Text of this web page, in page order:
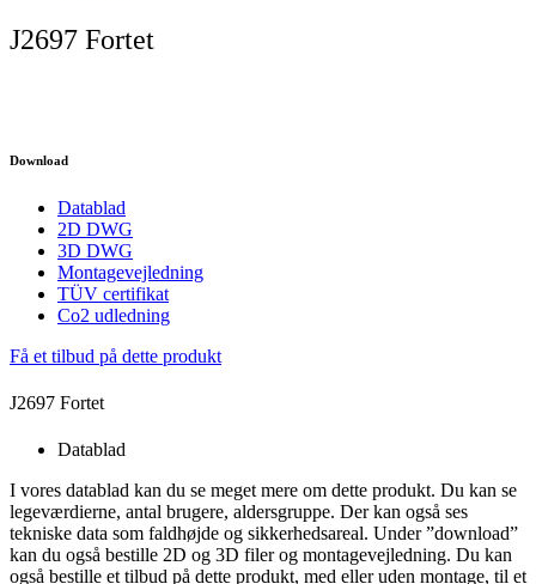
J2697 Fortet
Download
Datablad
2D DWG
3D DWG
Montagevejledning
TÜV certifikat
Co2 udledning
Få et tilbud på dette produkt
J2697 Fortet
Datablad
I vores datablad kan du se meget mere om dette produkt. Du kan se
legeværdierne, antal brugere, aldersgruppe. Der kan også ses
tekniske data som faldhøjde og sikkerhedsareal. Under ”download”
kan du også bestille 2D og 3D filer og montagevejledning. Du kan
også bestille et tilbud på dette produkt, med eller uden montage, til et